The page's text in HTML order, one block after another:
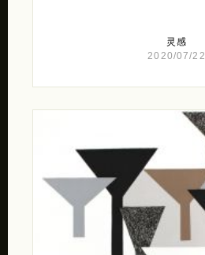
灵感
2020/07/22